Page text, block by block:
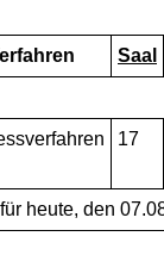
Saal
17
heute, den